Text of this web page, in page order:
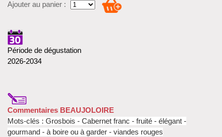
Ajouter au panier :
Période de dégustation
2026-2034
Commentaires BEAUJOLOIRE
Mots-clés : Grosbois - Cabernet franc - fruité - élégant -
gourmand - à boire ou à garder - viandes rouges